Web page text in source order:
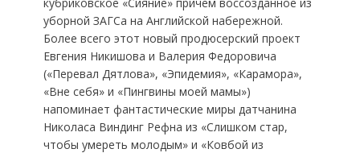
уборной ЗАГСа на Английской набережной.
Более всего этот новый продюсерский проект
Евгения Никишова и Валерия Федоровича
(«Перевал Дятлова», «Эпидемия», «Карамора»,
«Вне себя» и «Пингвины моей мамы»)
напоминает фантастические миры датчанина
Николаса Виндинг Рефна из «Слишком стар,
чтобы умереть молодым» и «Ковбой из